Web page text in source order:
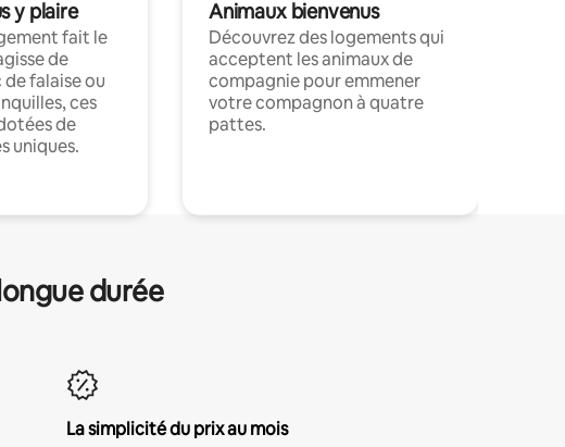
y plaire
fait le
de
falaise ou
ces
de
uniques.
Animaux bienvenus
Découvrez des logements qui
acceptent les animaux de
compagnie pour emmener
votre compagnon à quatre
pattes.
durée
La simplicité du prix au mois